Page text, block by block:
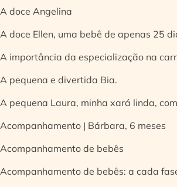
A doce Angelina
A doce Ellen, uma bebê de apenas 25
A importância da especialização na
A pequena e divertida Bia.
A pequena Laura, minha xará linda,
Acompanhamento | Bárbara, 6 meses
Acompanhamento de bebês
Acompanhamento de bebês: a cada